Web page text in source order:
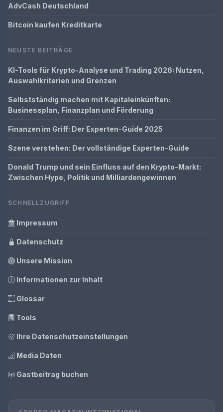
AdvCash Deutschland
Bitcoin kaufen Kreditkarte
NEUSTE BEITRÄGE
KI-Tools für Krypto-Analyse und Trading 2026: Nutzen,
Auswahlkriterien und Grenzen
Selbstständig machen mit Kapitaleinkünften:
Businessplan, Finanzplan und Förderung
Finanzen im Griff: Der Experten-Guide 2025
Szene verstehen: Der vollständige Experten-Guide
Donald Trump und sein Einfluss auf den Krypto-Markt:
Zwischen Hype, Politik und Milliardengewinnen
SCHNELLZUGRIFF
Impressum
Datenschutz
Unsere Mission
Informationen zur Inhalt
Glossar
Tools
Ihre Datenschutzeinstellungen
Media Daten
Gastbeitrag buchen